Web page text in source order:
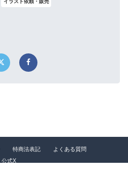
特商法表記
よくある質問
公式X